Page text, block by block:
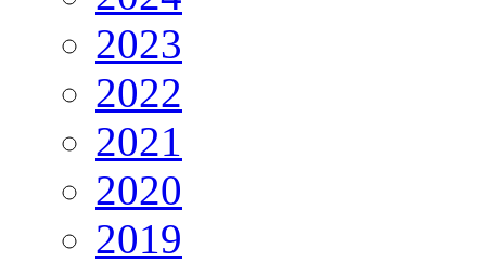
2023
2022
2021
2020
2019